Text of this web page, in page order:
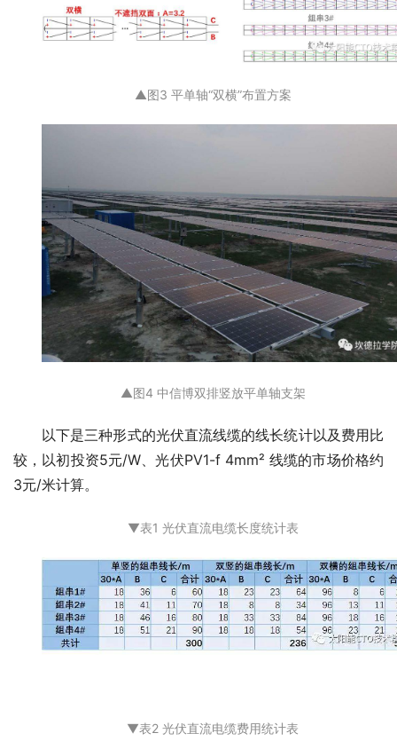
▲图3 平单轴“双横”布置方案
▲图4 中信博双排竖放平单轴支架
以下是三种形式的光伏直流线缆的线长统计以及费用比
较，以初投资5元/W、光伏PV1-f 4mm² 线缆的市场价格约
3元/米计算。
▼表1 光伏直流电缆长度统计表
▼表2 光伏直流电缆费用统计表